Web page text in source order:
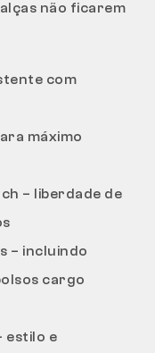
não ficarem
com
máximo
– liberdade de
– incluindo
cargo
estilo e